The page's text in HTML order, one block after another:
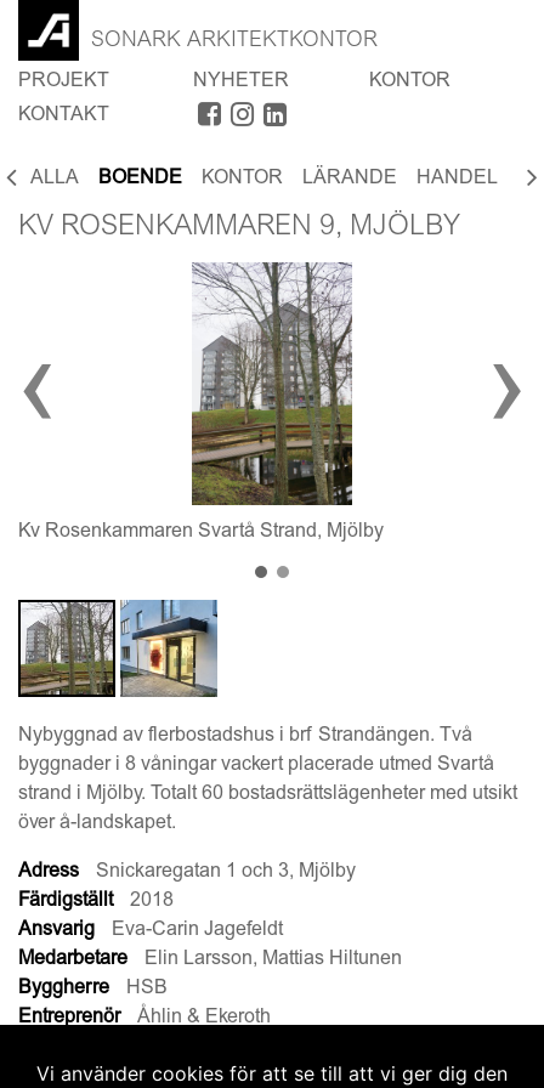
SONARK ARKITEKTKONTOR
PROJEKT NYHETER
KONTOR
KONTAKT
ALLA BOENDE KONTOR LÄRANDE HANDEL
KV ROSENKAMMAREN 9, MJÖLBY
Kv Rosenkammaren Svartå Strand, Mjölby
‹ ›
Nybyggnad av flerbostadshus i brf Strandängen. Två
byggnader i 8 våningar vackert placerade utmed Svartå
strand i Mjölby. Totalt 60 bostadsrättslägenheter med utsikt
över å-landskapet.
Adress
Snickaregatan 1 och 3, Mjölby
Färdigställt
2018
Ansvarig
Eva-Carin Jagefeldt
Medarbetare
Elin Larsson, Mattias Hiltunen
Byggherre
HSB
Entreprenör
Åhlin & Ekeroth
Vi använder cookies för att se till att vi ger dig den